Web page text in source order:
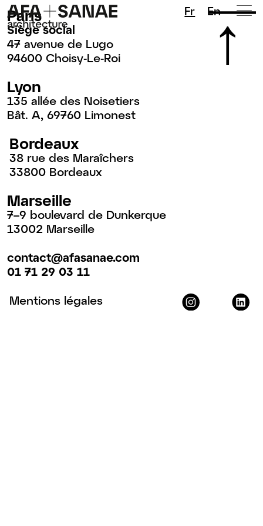
Fr En
Paris
Siège social
47 avenue de Lugo
94600 Choisy-Le-Roi
Lyon
135 allée des Noisetiers
Bât. A, 69760 Limonest
Bordeaux
38 rue des Maraîchers
33800 Bordeaux
Marseille
7–9 boulevard de Dunkerque
13002 Marseille
contact@afasanae.com
01 71 29 03 11
Mentions légales